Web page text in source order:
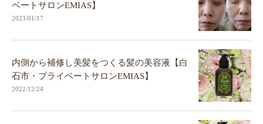
ベートサロンEMIAS】
2023/01/17
内側から補修し美髪をつくる髪の美容液【白
石市・プライベートサロンEMIAS】
2022/12/24